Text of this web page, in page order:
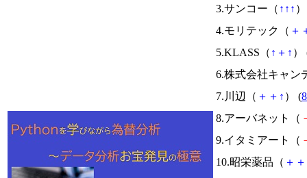
3.サンコー（ ↑ ↑ ↑
4.モリテック（ ＋
5.KLASS（ ↑ ＋ ↑ ）
6.株式会社キャン
7.川辺（ ＋ ＋ ↑ ） (
8.アーバネット（
9.イタミアート（
10.昭栄薬品（ ＋ ＋